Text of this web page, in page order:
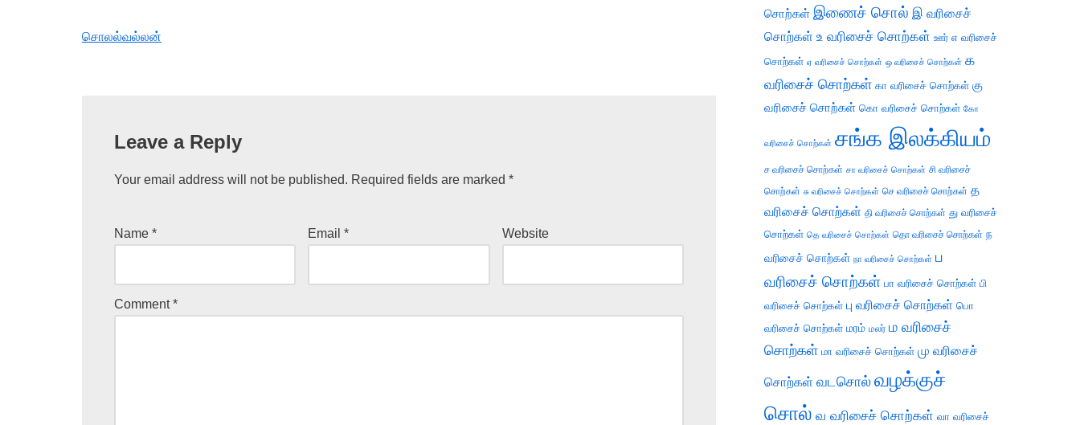
சொலல்வல்லன்
Leave a Reply
Your email address will not be published. Required fields are marked *
Name * Email* Website
Comment*
சொற்கள் இணைச் சொல் இ வரிசைச்
சொற்கள் உ வரிசைச் சொற்கள் ஊர் எ வரிசைச்
சொற்கள் ஏ வரிசைச் சொற்கள் ஒ வரிசைச் சொற்கள் க
வரிசைச் சொற்கள் கா வரிசைச் சொற்கள் கு
வரிசைச் சொற்கள் கொ வரிசைச் சொற்கள் கோ
வரிசைச் சொற்கள் சங்க இலக்கியம்
ச வரிசைச் சொற்கள் சா வரிசைச் சொற்கள் சி வரிசைச்
சொற்கள் சு வரிசைச் சொற்கள் செ வரிசைச் சொற்கள் த
வரிசைச் சொற்கள் தி வரிசைச் சொற்கள் து வரிசைச்
சொற்கள் தெ வரிசைச் சொற்கள் தொ வரிசைச் சொற்கள் ந
வரிசைச் சொற்கள் நா வரிசைச் சொற்கள் ப
வரிசைச் சொற்கள் பா வரிசைச் சொற்கள் பி
வரிசைச் சொற்கள் பு வரிசைச் சொற்கள் பொ
வரிசைச் சொற்கள் மரம் மலர் ம வரிசைச்
சொற்கள் மா வரிசைச் சொற்கள் மு வரிசைச்
சொற்கள் வடசொல் வழக்குச்
சொல் வ வரிசைச் சொற்கள் வா வரிசைச்